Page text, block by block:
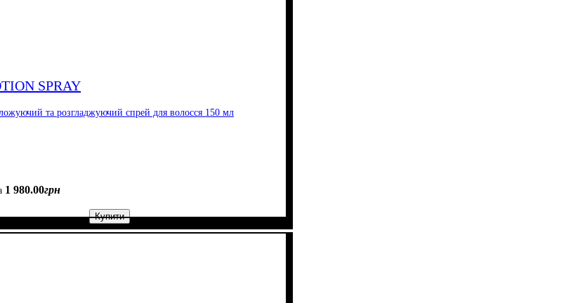
SPRAY
та розгладжуючий спрей для волосся 150 мл
1 980.00грн
Купити